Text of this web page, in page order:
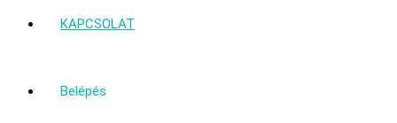
KAPCSOLAT
Belépés